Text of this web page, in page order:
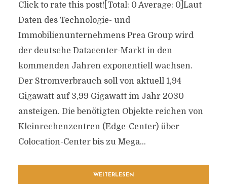
Click to rate this post![Total: 0 Average: 0]Laut
Daten des Technologie- und
Immobilienunternehmens Prea Group wird
der deutsche Datacenter-Markt in den
kommenden Jahren exponentiell wachsen.
Der Stromverbrauch soll von aktuell 1,94
Gigawatt auf 3,99 Gigawatt im Jahr 2030
ansteigen. Die benötigten Objekte reichen von
Kleinrechenzentren (Edge-Center) über
Colocation-Center bis zu Mega...
WEITERLESEN